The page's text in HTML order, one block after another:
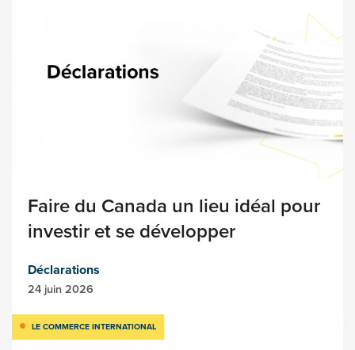
Faire du Canada un lieu idéal pour
investir et se développer
Déclarations
24 juin 2026
LE COMMERCE INTERNATIONAL